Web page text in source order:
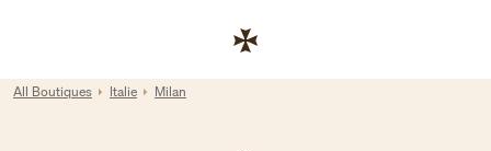
Lien vers le site de l'entreprise
Return to Nav
All Boutiques Italie Milan